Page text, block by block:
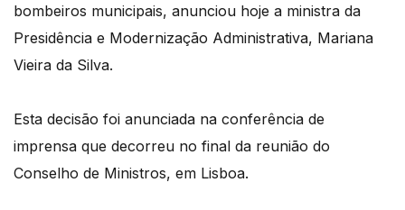
bombeiros municipais, anunciou hoje a ministra da
Presidência e Modernização Administrativa, Mariana
Vieira da Silva.
Esta decisão foi anunciada na conferência de
imprensa que decorreu no final da reunião do
Conselho de Ministros, em Lisboa.